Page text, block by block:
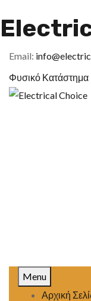
Email:
Φυσικό Κατάστημα
Menu
Αρχική